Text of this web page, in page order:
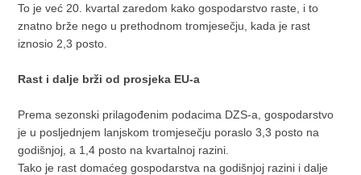
To je već 20. kvartal zaredom kako gospodarstvo raste, i to
znatno brže nego u prethodnom tromjesečju, kada je rast
iznosio 2,3 posto.
Rast i dalje brži od prosjeka EU-a
Prema sezonski prilagođenim podacima DZS-a, gospodarstvo
je u posljednjem lanjskom tromjesečju poraslo 3,3 posto na
godišnjoj, a 1,4 posto na kvartalnoj razini.
Tako je rast domaćeg gospodarstva na godišnjoj razini i dalje